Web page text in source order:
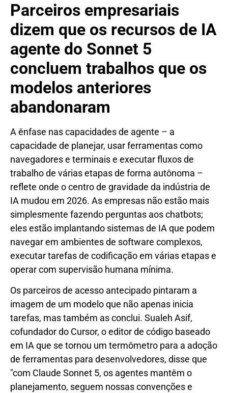
Parceiros empresariais
dizem que os recursos de IA
agente do Sonnet 5
concluem trabalhos que os
modelos anteriores
abandonaram
A ênfase nas capacidades de agente – a
capacidade de planejar, usar ferramentas como
navegadores e terminais e executar fluxos de
trabalho de várias etapas de forma autônoma –
reflete onde o centro de gravidade da indústria de
IA mudou em 2026. As empresas não estão mais
simplesmente fazendo perguntas aos chatbots;
eles estão implantando sistemas de IA que podem
navegar em ambientes de software complexos,
executar tarefas de codificação em várias etapas e
operar com supervisão humana mínima.
Os parceiros de acesso antecipado pintaram a
imagem de um modelo que não apenas inicia
tarefas, mas também as conclui. Sualeh Asif,
cofundador do Cursor, o editor de código baseado
em IA que se tornou um termômetro para a adoção
de ferramentas para desenvolvedores, disse que
"com Claude Sonnet 5, os agentes mantêm o
planejamento, seguem nossas convenções e